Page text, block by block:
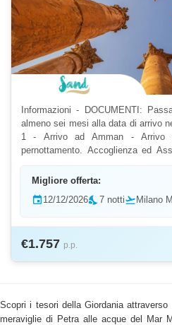
Informazioni - DOCUMENTI:
almeno sei mesi alla data di arrivo
1 - Arrivo ad Amman - Arrivo
pernottamento. Accoglienza ed
Migliore offerta:
event 12/12/2026nights_stay7 nottiflight_takeoff Milano
€1.757 p.p.
Scopri i tesori della Giordania
meraviglie di Petra alle acque del Mar